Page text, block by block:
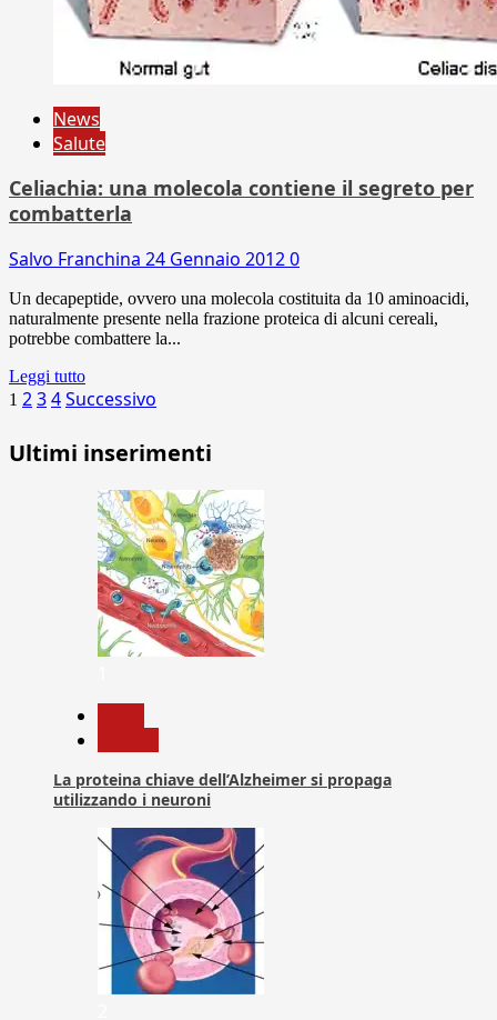
News
Salute
Celiachia: una molecola contiene il segreto per
combatterla
Salvo Franchina 24 Gennaio 20120
Un decapeptide, ovvero una molecola costituita da 10 aminoacidi,
naturalmente presente nella frazione proteica di alcuni cereali,
potrebbe combattere la...
Leggi tutto
Paginazione
degli
articoli
1 234Successivo
Ultimi inserimenti
La proteina chiave dell’Alzheimer si propaga
utilizzando i neuroni